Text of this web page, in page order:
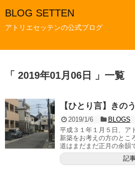
BLOG SETTEN
アトリエセッテンの公式ブログ
「 2019年01月06日 」一覧
【ひとり言】きの
2019/1/6
BLOGS
平成３１年１月５日、ア
新築をお考えの方のとこ
道はまだまだ正月の余韻
記